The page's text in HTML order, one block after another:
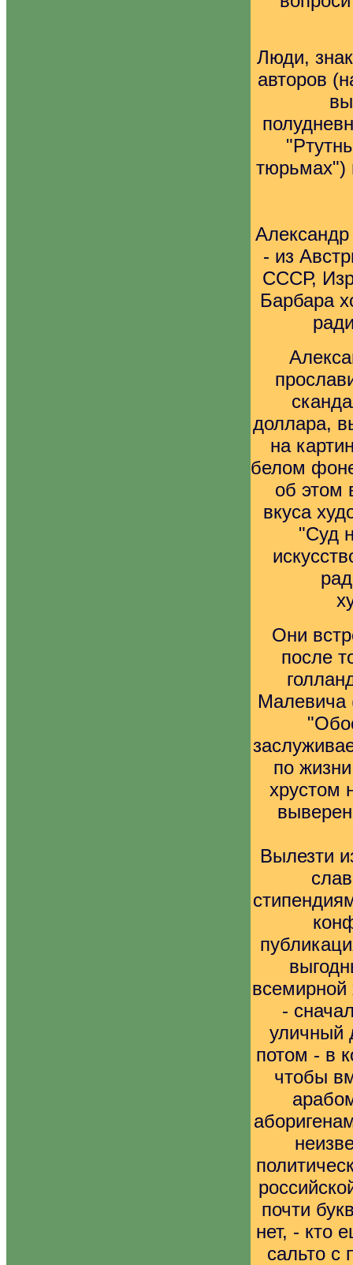
Люди,
авторов
тюрьмах")
- из
СССР,
Барбара
доллара,
на
белом
об этом
вкуса
"Суд
Они
после
Малевича
по
хрустом
Вылезти
всемирной
-
уличный
потом - в
чтобы
почти
нет, - кто
сальто с